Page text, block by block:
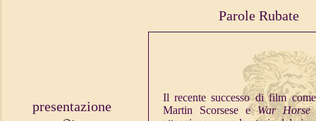
Parole Rubate
presentazione
Il recente successo di film
Martin Scorsese eWar